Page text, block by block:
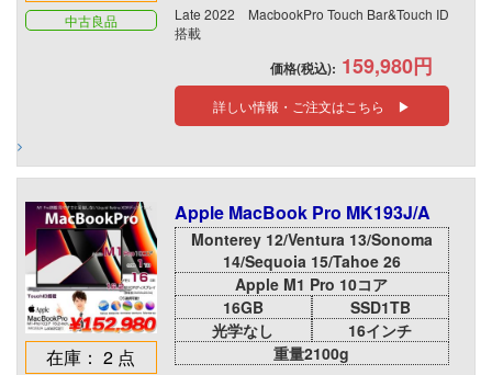
中古良品
Late 2022 MacbookPro Touch Bar&Touch ID
搭載
価格(税込): 159,980円
詳しい情報・ご注文はこちら ▶
在庫： 2 点
Apple MacBook Pro MK193J/A
Monterey 12/Ventura 13/Sonoma
14/Sequoia 15/Tahoe 26
Apple M1 Pro 10コア
16GB
SSD1TB
光学なし
16インチ
重量2100g